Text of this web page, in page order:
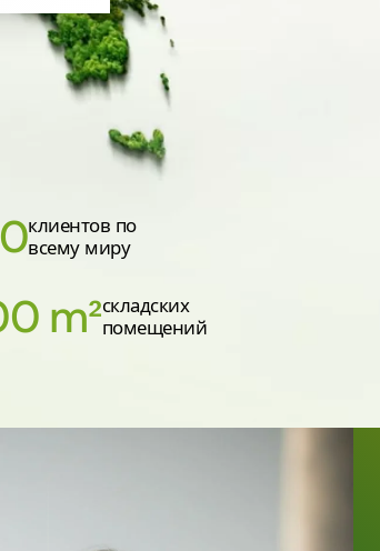
клиентов по
всему миру
m²складских
помещений